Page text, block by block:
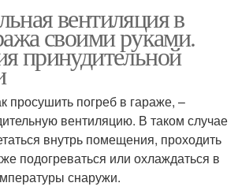
вентиляция в
своими руками.
принудительной
просушить погреб в гараже, –
вентиляцию. В таком случае
внутрь помещения, проходить
подогреваться или охлаждаться в
снаружи.